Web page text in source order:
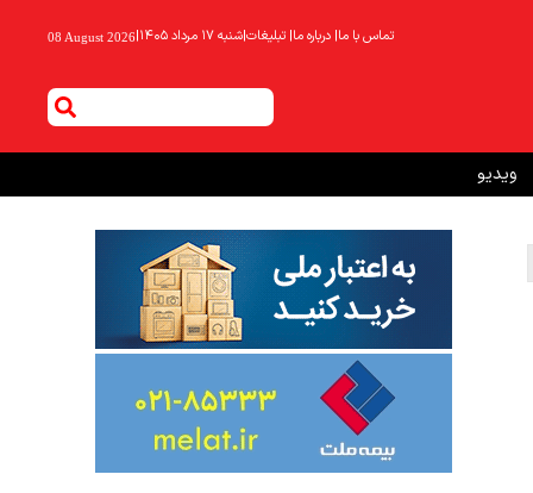
تماس با ما| درباره ما| تبلیغات|شنبه ۱۷ مرداد ۱۴۰۵ |
08 August 2026
ویدیو